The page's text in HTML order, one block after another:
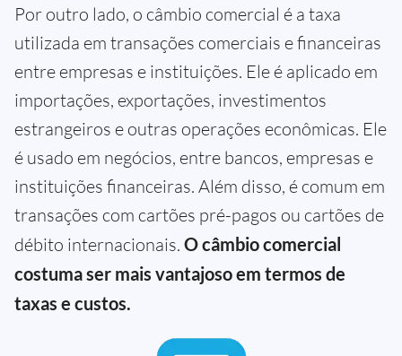
Por outro lado, o câmbio comercial é a taxa
utilizada em transações comerciais e financeiras
entre empresas e instituições. Ele é aplicado em
importações, exportações, investimentos
estrangeiros e outras operações econômicas. Ele
é usado em negócios, entre bancos, empresas e
instituições financeiras. Além disso, é comum em
transações com cartões pré-pagos ou cartões de
débito internacionais. O câmbio comercial
costuma ser mais vantajoso em termos de
taxas e custos.